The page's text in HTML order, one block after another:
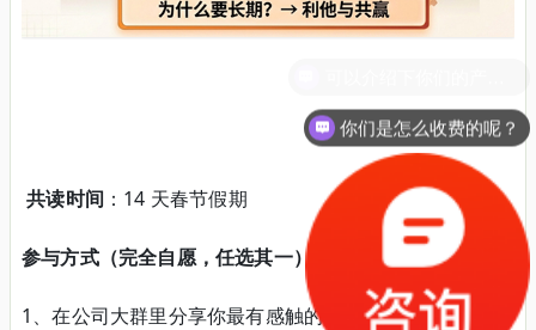
共读时间 ：14 天春节假期
参与方式（完全自愿，任选其一）
1、在公司大群里分享你最有感触的一句话
你们是怎么收费的呢？